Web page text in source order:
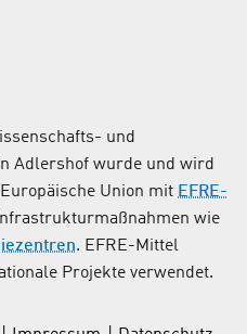
und
Adlershof wurde und wird
Union mit EFRE-
wie
. EFRE-Mittel
Projekte verwendet.